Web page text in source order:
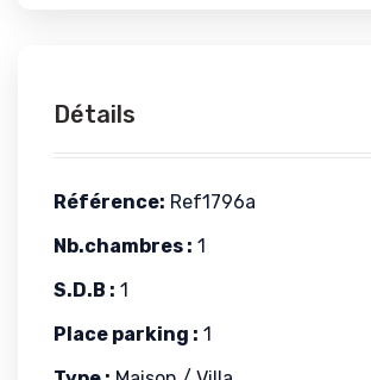
Détails
Référence: Ref1796a
Nb.chambres : 1
S.D.B : 1
Place parking : 1